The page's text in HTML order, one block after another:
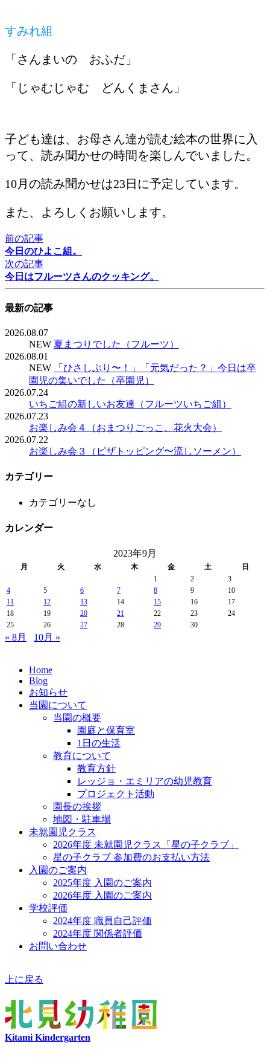
すみれ組
「さんまいの おふだ」
「じゃむじゃむ どんくまさん」
子ども達は、お母さん達が読む絵本の世界に入
って、読み聞かせの時間を楽しんでいました。
10月の読み聞かせは23日に予定しています。
また、よろしくお願いします。
前の記事
今日のひよこ組。
次の記事
今日はフルーツさんのクッキング。
最新の記事
2026.08.07
NEW 夏まつりでした（フルーツ）
2026.08.01
NEW
「ひさしぶり〜！」「元気だった？」今日は卒
園児の集いでした（卒園児）
2026.07.24
いちご組の新しいお友達（フルーツいちご組）
2026.07.23
お楽しみ会４（おまつりごっこ、花火大会）
2026.07.22
お楽しみ会３（ピザトッピング〜流しソーメン）
カテゴリー
カテゴリーなし
カレンダー
2023年9月
月 火 水 木 金 土
日
1
2
3
4
5 6 7 8 9
10
11
12 13 14 15 16
17
18
19 20 21 22 23
24
25
26 27 28 29 30
« 8月 10月 »
Home
Blog
お知らせ
当園について
当園の概要
園庭と保育室
1日の生活
教育について
教育方針
レッジョ・エミリアの幼児教育
プロジェクト活動
園長の挨拶
地図・駐車場
未就園児クラス
2026年度 未就園児クラス「星の子クラブ」
星の子クラブ 参加費のお支払い方法
入園のご案内
2025年度 入園のご案内
2026年度 入園のご案内
学校評価
2024年度 職員自己評価
2024年度 関係者評価
お問い合わせ
上に戻る
Kitami Kindergarten